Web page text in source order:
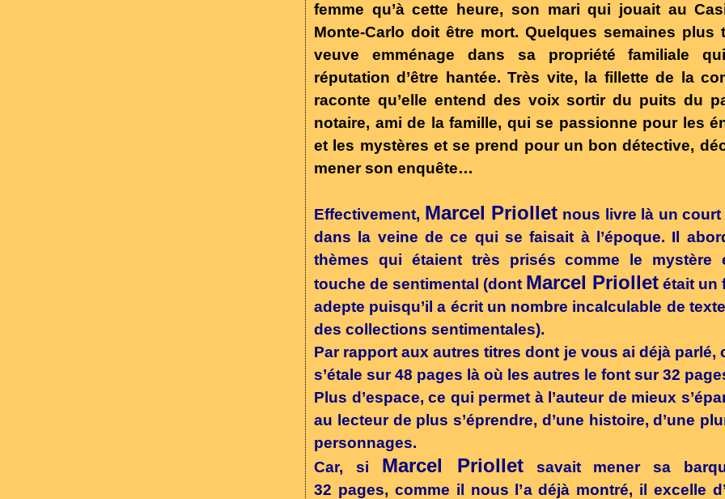
femme qu’à cette heure, son mari qui jouait au
Monte-Carlo doit être mort. Quelques semaines plus
veuve emménage dans sa propriété familiale
réputation d’être hantée. Très vite, la fillette de la
raconte qu’elle entend des voix sortir du puits du
notaire, ami de la famille, qui se passionne pour les
et les mystères et se prend pour un bon détective,
mener son enquête…
Effectivement, Marcel Priollet nous livre là un court
dans la veine de ce qui se faisait à l’époque. Il
thèmes qui étaient très prisés comme le mystère
touche de sentimental (dont Marcel Priollet était un
adepte puisqu’il a écrit un nombre incalculable de
des collections sentimentales).
Par rapport aux autres titres dont je vous ai déjà parlé,
s’étale sur 48 pages là où les autres le font sur 32
Plus d’espace, ce qui permet à l’auteur de mieux
au lecteur de plus s’éprendre, d’une histoire, d’une
personnages.
Car, si Marcel Priolletsavait mener sa
32 pages, comme il nous l’a déjà montré, il excelle